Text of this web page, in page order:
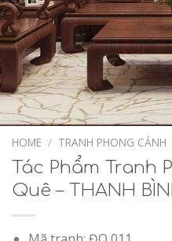
HOME / TRANH PHONG CẢNH
Tác Phẩm Tranh
Quê – THANH